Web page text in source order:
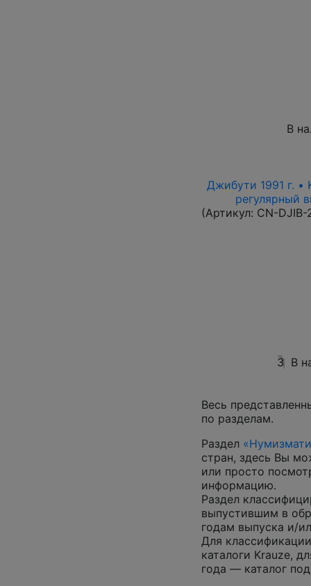
В
Джибути 1991 г. •
регулярный
(Артикул: CN-DJIB-
3 В
Весь
по разделам.
Раздел
стран, здесь Вы
или просто
информацию.
Раздел
выпустившим в
годам выпуска и/
Для
каталоги Krauze,
года — каталог